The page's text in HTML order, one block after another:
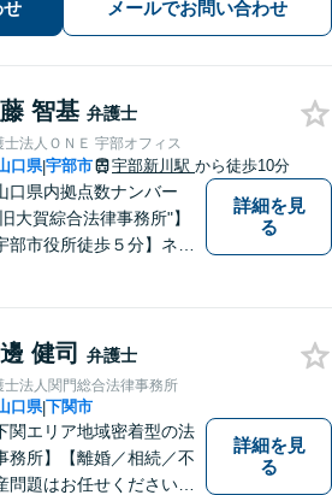
メールでお問い合わせ
智基 弁護士
士法人ＯＮＥ 宇部オフィス
口県|宇部市 宇部新川駅 から徒歩10分
口県内拠点数ナンバー
旧大賀綜合法律事務所"】
部市役所徒歩５分】ネッ
ください。
詳細を見
る
健司 弁護士
士法人関門総合法律事務所
口県|下関市
関エリア地域密着型の法
務所】【離婚／相続／不
問題はお任せください】
詳細を見
る